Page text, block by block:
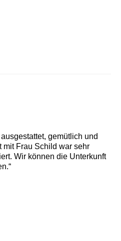
gemütlich und
mit Frau Schild war sehr
Wir können die Unterkunft